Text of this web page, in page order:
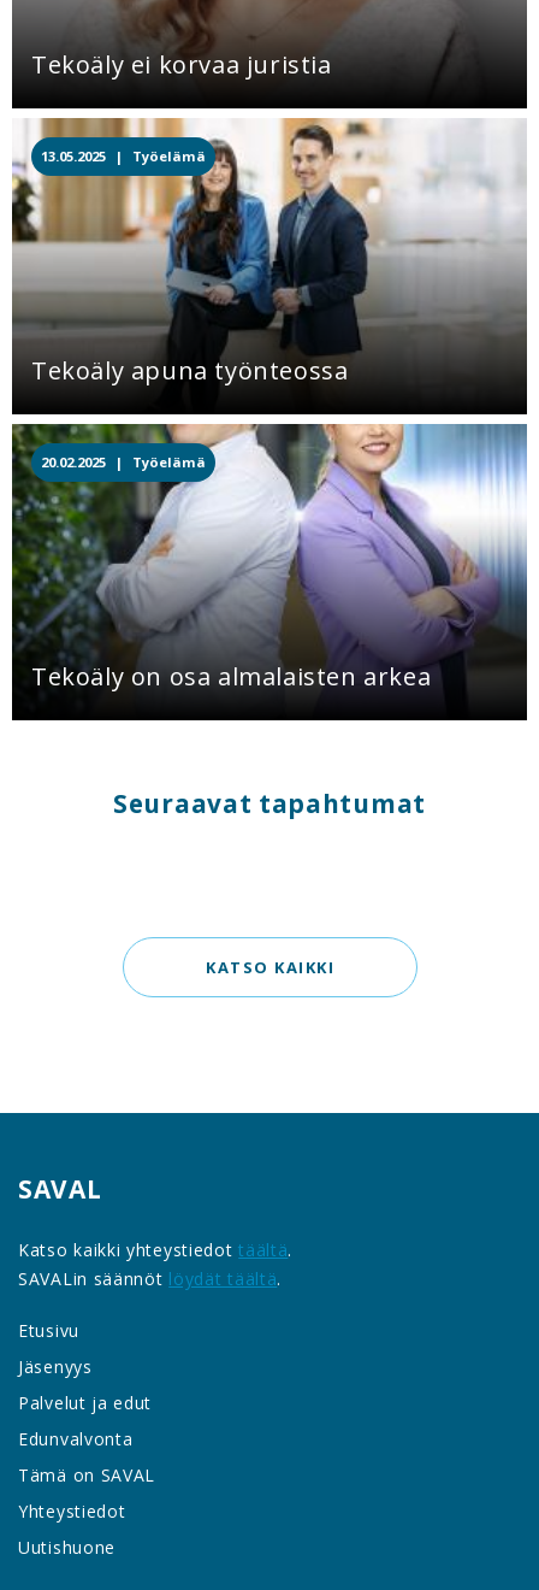
Tekoäly ei korvaa juristia
13.05.2025 | Työelämä
Tekoäly apuna työnteossa
20.02.2025 | Työelämä
Tekoäly on osa almalaisten arkea
Seuraavat tapahtumat
KATSO KAIKKI
SAVAL
Katso kaikki yhteystiedottäältä.
SAVALin säännöt löydät täältä.
Etusivu
Jäsenyys
Palvelut ja edut
Edunvalvonta
Tämä on SAVAL
Yhteystiedot
Uutishuone